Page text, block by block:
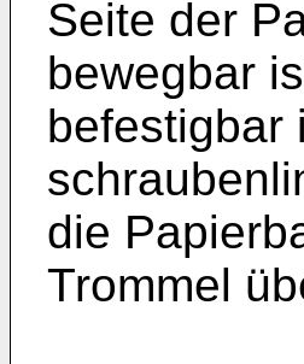
Seite der
bewegbar
befestigbar
die
Trommel